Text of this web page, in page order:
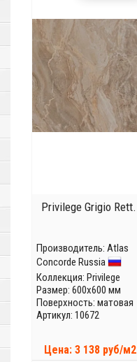
Privilege Grigio Rett.
Производитель: Atlas
Concorde Russia
Коллекция: Privilege
Размер: 600x600 мм
Поверхность: матовая
Артикул: 10672
Цена: 3 138 руб/м2